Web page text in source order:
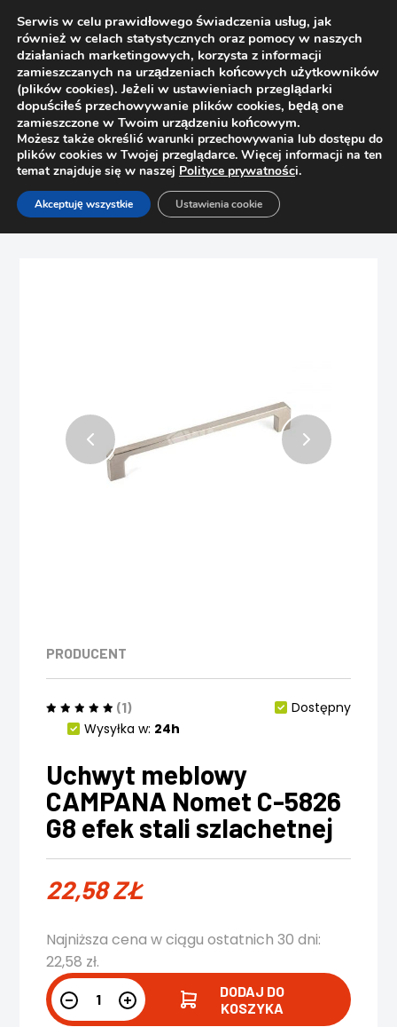
Strona główna Sklep
Uchwyty
Uchwyt meblowy CAMPANA Nomet C-5826 G8 efek stali
PRODUCENT
(1)
Dostępny
Wysyłka w: 24h
Uchwyt meblowy
CAMPANA Nomet C-5826
G8 efek stali szlachetnej
22,58ZŁ
Najniższa cena w ciągu ostatnich 30 dni:
22,58 zł.
DODAJ DO
KOSZYKA
Serwis w celu prawidłowego świadczenia usług, jak
również w celach statystycznych oraz pomocy w naszych
działaniach marketingowych, korzysta z informacji
zamieszczanych na urządzeniach końcowych użytkowników
(plików cookies). Jeżeli w ustawieniach przeglądarki
dopuściłeś przechowywanie plików cookies, będą one
zamieszczone w Twoim urządzeniu końcowym.
Możesz także określić warunki przechowywania lub dostępu do
plików cookies w Twojej przeglądarce. Więcej informacji na ten
temat znajduje się w naszej Polityce prywatności.
Akceptuję wszystkie Ustawienia cookie